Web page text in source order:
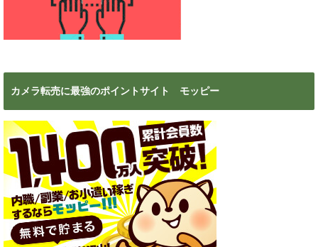
カメラ転売に最強のポイントサイト モッピー